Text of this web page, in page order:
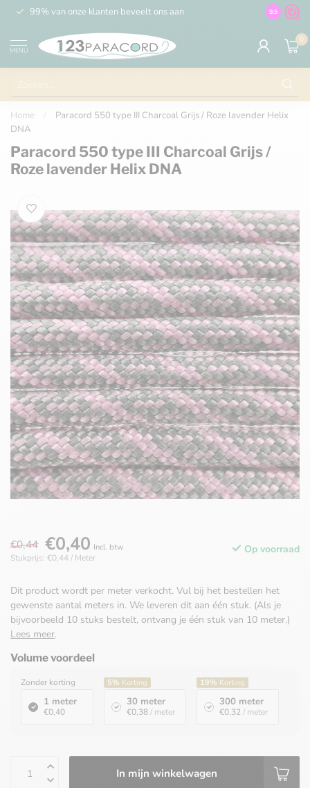
99% van onze klanten beveelt ons aan 100% de
9.5
MENU
0
Home
Paracord 550 type III Charcoal Grijs / Roze lavender Helix
DNA
Paracord 550 type III Charcoal Grijs /
Roze lavender Helix DNA
€0,44 €0,40 Incl. btw
Stukprijs: €0,44 / Meter
Op voorraad
Dit product wordt per meter verkocht. Vul bij het bestellen het
gewenste aantal meters in. We leveren dit aan één stuk. (Als je
bijvoorbeeld 10 stuks bestelt, ontvang je één stuk van 10 meter.)
Lees meer.
Volume voordeel
Zonder korting
1 meter
€0,40
5% Korting
30 meter
€0,38/ meter
19% Korting
300 meter
€0,32/ meter
In mijn winkelwagen